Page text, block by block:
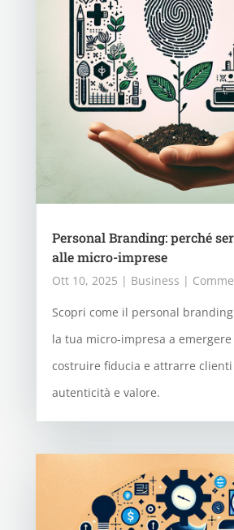
Personal Branding: perché
alle micro-imprese
Ott 10, 2025 | Business |
Scopri come il personal
la tua micro-impresa a
costruire fiducia e attrarre clienti
autenticità e valore.